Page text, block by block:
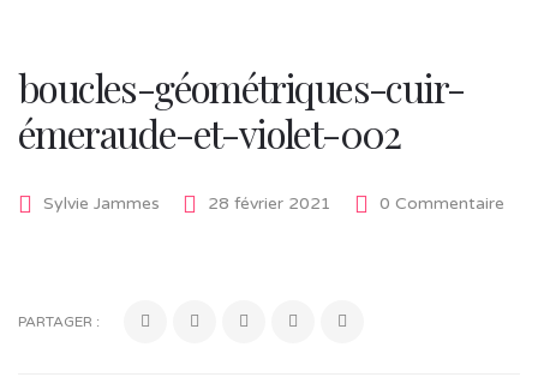
boucles-géométriques-cuir-
émeraude-et-violet-002
Sylvie Jammes 28 février 2021 0 Commentaire
PARTAGER :